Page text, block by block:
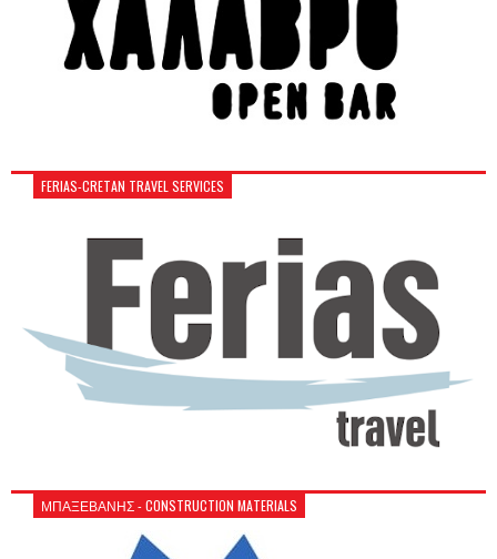
FERIAS-CRETAN TRAVEL SERVICES
ΜΠΑΞΕΒΑΝΗΣ - CONSTRUCTION MATERIALS